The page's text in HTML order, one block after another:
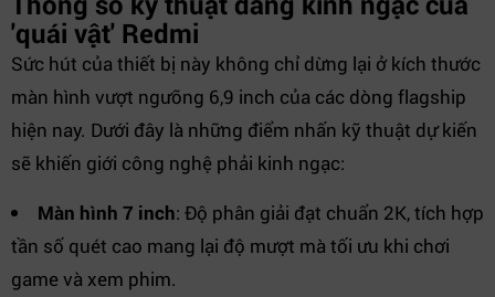
'quái vật' Redmi
Sức hút của thiết bị này không chỉ dừng lại ở kích thước
màn hình vượt ngưỡng 6,9 inch của các dòng flagship
hiện nay. Dưới đây là những điểm nhấn kỹ thuật dự kiến
sẽ khiến giới công nghệ phải kinh ngạc:
Màn hình 7 inch: Độ phân giải đạt chuẩn 2K, tích hợp
tần số quét cao mang lại độ mượt mà tối ưu khi chơi
game và xem phim.